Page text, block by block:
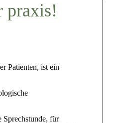
praxis!
Patienten, ist ein
Sprechstunde, für